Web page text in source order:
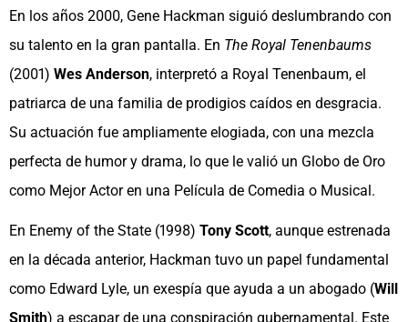
En los años 2000, Gene Hackman siguió deslumbrando con
su talento en la gran pantalla. En The Royal Tenenbaums
(2001) Wes Anderson, interpretó a Royal Tenenbaum, el
patriarca de una familia de prodigios caídos en desgracia.
Su actuación fue ampliamente elogiada, con una mezcla
perfecta de humor y drama, lo que le valió un Globo de Oro
como Mejor Actor en una Película de Comedia o Musical.
En Enemy of the State (1998) Tony Scott, aunque estrenada
en la década anterior, Hackman tuvo un papel fundamental
como Edward Lyle, un exespía que ayuda a un abogado (Will
Smith) a escapar de una conspiración gubernamental. Este